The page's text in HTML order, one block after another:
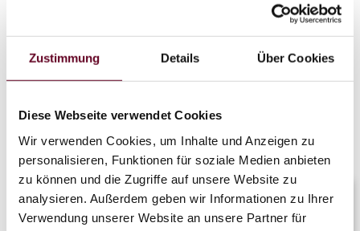
Zustimmung Details Über Cookies
Diese Webseite verwendet Cookies
Wir verwenden Cookies, um Inhalte und Anzeigen zu
personalisieren, Funktionen für soziale Medien anbieten
zu können und die Zugriffe auf unsere Website zu
analysieren. Außerdem geben wir Informationen zu Ihrer
Verwendung unserer Website an unsere Partner für
pohodlně
vyveze naše sedačková lanovka.
dva dny zůstanou všechna zařízení uzavřena.
Od 1.května s vámi zahajujeme léto – od té
doby budou všechna zařízení opět v běžném
provozu!
Děkujeme vám za pochopení a nemůžeme se
dočkat, až vás v květnu opět přivítáme.